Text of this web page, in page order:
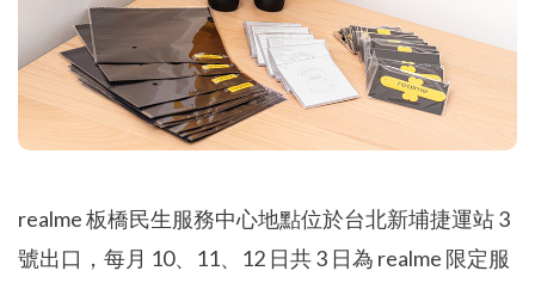
realme 板橋民生服務中心地點位於台北新埔捷運站 3
號出口，每月 10、11、12 日共 3 日為 realme 限定服